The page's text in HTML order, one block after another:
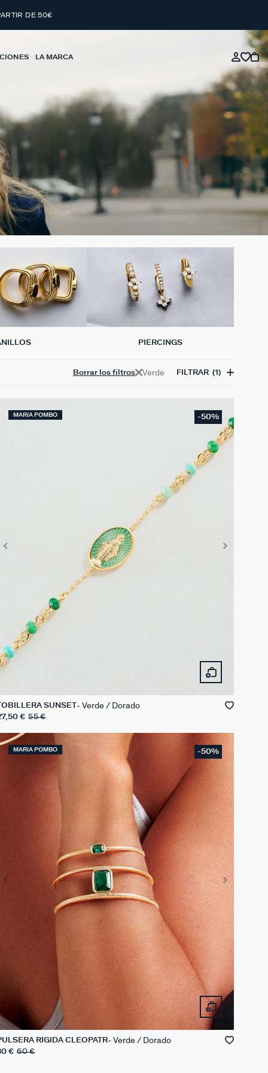
DE 50€
LA MARCA
PIERCINGS
Verde
Borrar los filtros FILTRAR (1)
MARIA POMBO -50%
SUNSET Verde / Dorado
€ 55 €
MARIA POMBO -50%
RÍGIDA CLEOPATR Verde / Dorado
€ 60 €